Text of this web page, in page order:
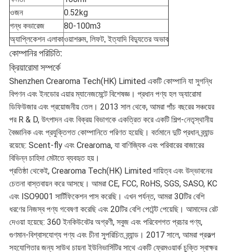
ওজন
0.52kg
গন্ধ কভারেজ
80-100m3
অ্যাপ্লিকেশন এলাকাওয়াশরুম, লিফট, ইত্যাদি বিদ্যুতের অভাব
কোম্পানির পরিচিতি:
ক্রিয়ারোমা সম্পর্কে
Shenzhen Crearoma Tech(HK) Limited একটি কোম্পানি যা সুগন্ধি
বিপণন এবং ইনডোর এয়ার ম্যানেজমেন্টে বিশেষজ্ঞ। প্রধান পণ্য হল অ্যারোমা
ডিফিউজার এবং প্রয়োজনীয় তেল। 2013 সাল থেকে, আমরা পাঁচ বছরের সঞ্চয়ের
পর R & D, উৎপাদন এবং বিক্রয় বিভাগকে একত্রিত করে একটি শিল্প-নেতৃস্থানীয়
বৈজ্ঞানিক এবং প্রযুক্তিগত কোম্পানিতে পরিণত হয়েছি। বর্তমানে দুটি প্রধান ব্র্যান্ড
রয়েছে: Scent-fly এবং Crearoma, যা বাণিজ্যিক এবং পরিবারের বাজারের
বিভিন্ন চাহিদা মেটাতে ব্যবহৃত হয়।
প্রতিষ্ঠা থেকেই, Crearoma Tech(HK) Limited দায়িত্ব এবং উদ্ভাবনের
চেতনা বাস্তবায়ন করে আসছে। আমরা CE, FCC, RoHS, SGS, SASO, KC
এবং ISO9001 সার্টিফিকেশন পাস করেছি। এখন পর্যন্ত, আমরা 30টির বেশি
ধরণের নিজস্ব পণ্য গবেষণা করেছি এবং 20টির বেশি পেটেন্ট পেয়েছি। আমাদের রেট
দেওয়া হয়েছে: 360 ইনকিউবেটর অগ্রণী, সবুজ এবং পরিবেশগত প্রচার পণ্য,
গুণমান-বিশ্বাসযোগ্য পণ্য এবং চীনা সুপরিচিত ব্র্যান্ড। 2017 সালে, আমরা প্রকল্প
সহযোগিতার জন্য সাউথ চায়না ইউনিভার্সিটির সাথে একটি ফ্রেমওয়ার্ক চুক্তি স্বাক্ষর